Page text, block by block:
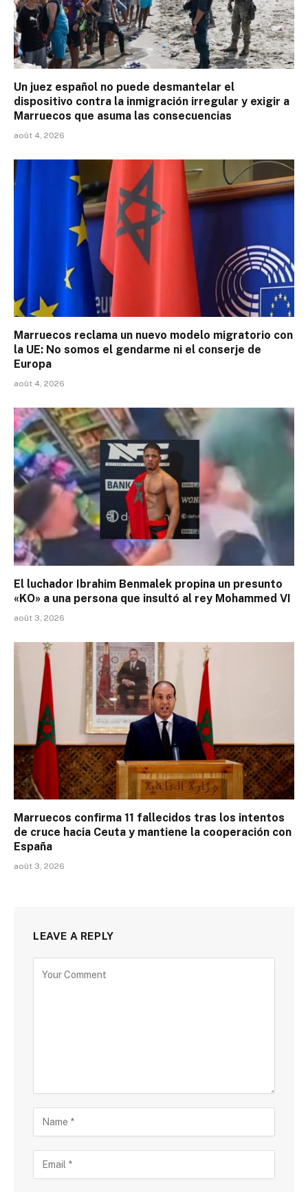
Un juez español no puede desmantelar el
dispositivo contra la inmigración irregular y exigir a
Marruecos que asuma las consecuencias
août 4, 2026
Marruecos reclama un nuevo modelo migratorio con
la UE: No somos el gendarme ni el conserje de
Europa
août 4, 2026
El luchador Ibrahim Benmalek propina un presunto
«KO» a una persona que insultó al rey Mohammed VI
août 3, 2026
Marruecos confirma 11 fallecidos tras los intentos
de cruce hacia Ceuta y mantiene la cooperación con
España
août 3, 2026
LEAVE A REPLY